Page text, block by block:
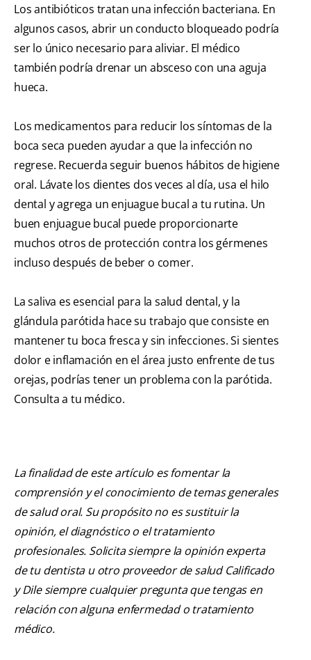
Los antibióticos tratan una infección bacteriana. En
algunos casos, abrir un conducto bloqueado podría
ser lo único necesario para aliviar. El médico
también podría drenar un absceso con una aguja
hueca.
Los medicamentos para reducir los síntomas de la
boca seca pueden ayudar a que la infección no
regrese. Recuerda seguir buenos hábitos de higiene
oral. Lávate los dientes dos veces al día, usa el hilo
dental y agrega un enjuague bucal a tu rutina. Un
buen enjuague bucal puede proporcionarte
muchos otros de protección contra los gérmenes
incluso después de beber o comer.
La saliva es esencial para la salud dental, y la
glándula parótida hace su trabajo que consiste en
mantener tu boca fresca y sin infecciones. Si sientes
dolor e inflamación en el área justo enfrente de tus
orejas, podrías tener un problema con la parótida.
Consulta a tu médico.
La finalidad de este artículo es fomentar la
comprensión y el conocimiento de temas generales
de salud oral. Su propósito no es sustituir la
opinión, el diagnóstico o el tratamiento
profesionales. Solicita siempre la opinión experta
de tu dentista u otro proveedor de salud Calificado
y Dile siempre cualquier pregunta que tengas en
relación con alguna enfermedad o tratamiento
médico.